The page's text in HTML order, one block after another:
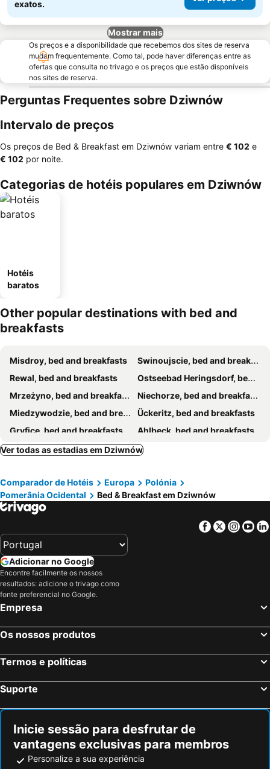
exatos.
Mostrar mais
Os preços e a disponibilidade que recebemos dos sites de reserva
mudam frequentemente. Como tal, pode haver diferenças entre as
ofertas que consulta no trivago e os preços que estão disponíveis
nos sites de reserva.
Perguntas Frequentes sobre Dziwnów
Intervalo de preços
Os preços de Bed & Breakfast em Dziwnów variam entre ‎€ 102 e
‎€ 102 por noite.
Categorias de hotéis populares em Dziwnów
Hotéis
baratos
Other popular destinations with bed and
breakfasts
Misdroy, bed and breakfasts
Swinoujscie, bed and breakfasts
Rewal, bed and breakfasts
Ostseebad Heringsdorf, bed and breakfasts
Mrzeżyno, bed and breakfasts
Niechorze, bed and breakfasts
Miedzywodzie, bed and breakfasts
Ückeritz, bed and breakfasts
Gryfice, bed and breakfasts
Ahlbeck, bed and breakfasts
Goleniów, bed and breakfasts Wolin, bed and breakfasts
Ver todas as estadias em Dziwnów
Comparador de Hotéis Europa
Polónia
Pomerânia Ocidental
Bed & Breakfast em Dziwnów
Facebook
Twitter
Adicionar no Google
Encontre facilmente os nossos
resultados: adicione o trivago como
fonte preferencial no Google.
Empresa
Os nossos produtos
Termos e políticas
Suporte
Inicie sessão para desfrutar de
vantagens exclusivas para membros
Personalize a sua experiência